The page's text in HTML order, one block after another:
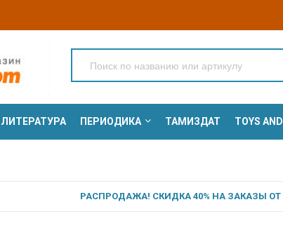
ПЕРИОДИКА ТАМИЗДАТ TOYS
РАСПРОДАЖА! СКИДКА 40% НА ЗАКАЗЫ ОТ